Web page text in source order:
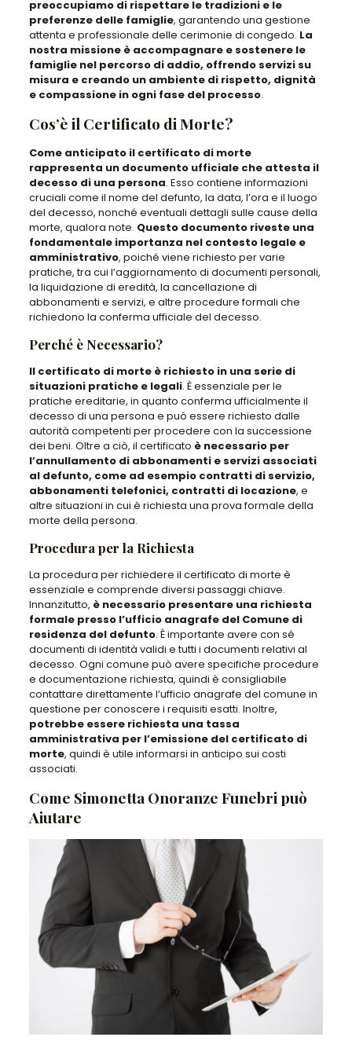
preoccupiamo di rispettare le tradizioni e le
preferenze delle famiglie, garantendo una gestione
attenta e professionale delle cerimonie di congedo. La
nostra missione è accompagnare e sostenere le
famiglie nel percorso di addio, offrendo servizi su
misura e creando un ambiente di rispetto, dignità
e compassione in ogni fase del processo.
Cos’è il Certificato di Morte?
Come anticipato il certificato di morte
rappresenta un documento ufficiale che attesta il
decesso di una persona. Esso contiene informazioni
cruciali come il nome del defunto, la data, l’ora e il luogo
del decesso, nonché eventuali dettagli sulle cause della
morte, qualora note. Questo documento riveste una
fondamentale importanza nel contesto legale e
amministrativo, poiché viene richiesto per varie
pratiche, tra cui l’aggiornamento di documenti personali,
la liquidazione di eredità, la cancellazione di
abbonamenti e servizi, e altre procedure formali che
richiedono la conferma ufficiale del decesso.
Perché è Necessario?
Il certificato di morte è richiesto in una serie di
situazioni pratiche e legali. È essenziale per le
pratiche ereditarie, in quanto conferma ufficialmente il
decesso di una persona e può essere richiesto dalle
autorità competenti per procedere con la successione
dei beni. Oltre a ciò, il certificato è necessario per
l’annullamento di abbonamenti e servizi associati
al defunto, come ad esempio contratti di servizio,
abbonamenti telefonici, contratti di locazione, e
altre situazioni in cui è richiesta una prova formale della
morte della persona.
Procedura per la Richiesta
La procedura per richiedere il certificato di morte è
essenziale e comprende diversi passaggi chiave.
Innanzitutto, è necessario presentare una richiesta
formale presso l’ufficio anagrafe del Comune di
residenza del defunto. È importante avere con sé
documenti di identità validi e tutti i documenti relativi al
decesso. Ogni comune può avere specifiche procedure
e documentazione richiesta, quindi è consigliabile
contattare direttamente l’ufficio anagrafe del comune in
questione per conoscere i requisiti esatti. Inoltre,
potrebbe essere richiesta una tassa
amministrativa per l’emissione del certificato di
morte, quindi è utile informarsi in anticipo sui costi
associati.
Come Simonetta Onoranze Funebri può
Aiutare